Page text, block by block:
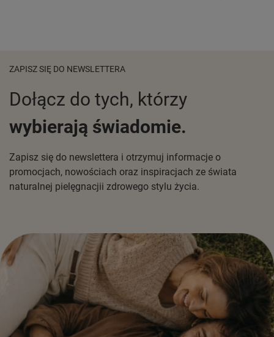
ZAPISZ SIĘ DO NEWSLETTERA
Dołącz do tych, którzy
wybierają świadomie.
Zapisz się do newslettera i otrzymuj informacje o
promocjach, nowościach oraz inspiracjach ze świata
naturalnej pielęgnacjii zdrowego stylu życia.